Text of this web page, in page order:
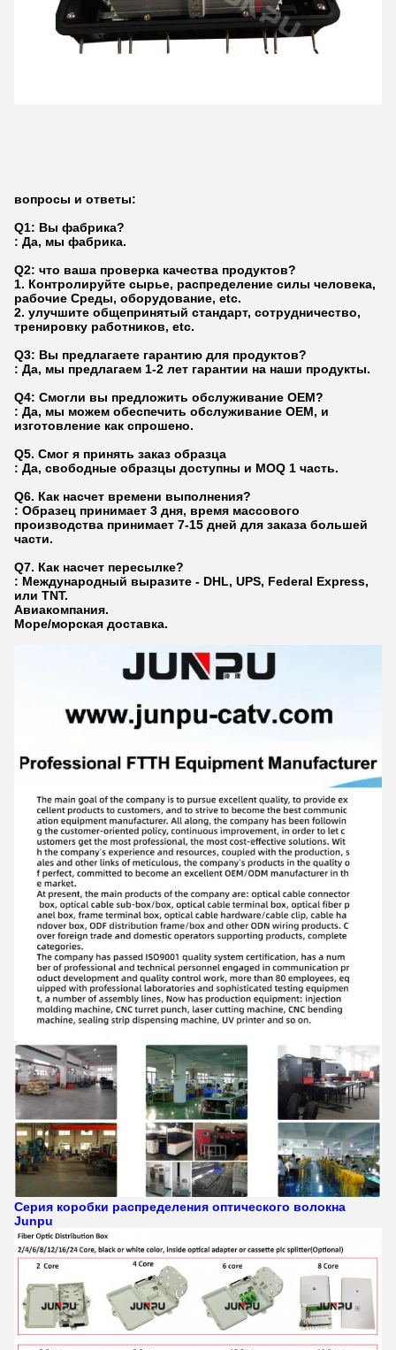
вопросы и ответы:
Q1: Вы фабрика?
: Да, мы фабрика.
Q2: что ваша проверка качества продуктов?
1. Контролируйте сырье, распределение силы человека,
рабочие Среды, оборудование, etc.
2. улучшите общепринятый стандарт, сотрудничество,
тренировку работников, etc.
Q3: Вы предлагаете гарантию для продуктов?
: Да, мы предлагаем 1-2 лет гарантии на наши продукты.
Q4: Смогли вы предложить обслуживание OEM?
: Да, мы можем обеспечить обслуживание OEM, и
изготовление как спрошено.
Q5. Смог я принять заказ образца
: Да, свободные образцы доступны и MOQ 1 часть.
Q6. Как насчет времени выполнения?
: Образец принимает 3 дня, время массового
производства принимает 7-15 дней для заказа большей
части.
Q7. Как насчет пересылке?
: Международный выразите - DHL, UPS, Federal Express,
или TNT.
Авиакомпания.
Море/морская доставка.
Серия коробки распределения оптического волокна
Junpu